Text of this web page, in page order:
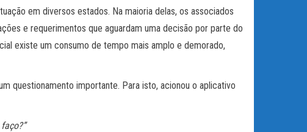
em diversos estados. Na maioria delas, os associados
e requerimentos que aguardam uma decisão por parte do
existe um consumo de tempo mais amplo e demorado,
questionamento importante. Para isto, acionou o aplicativo